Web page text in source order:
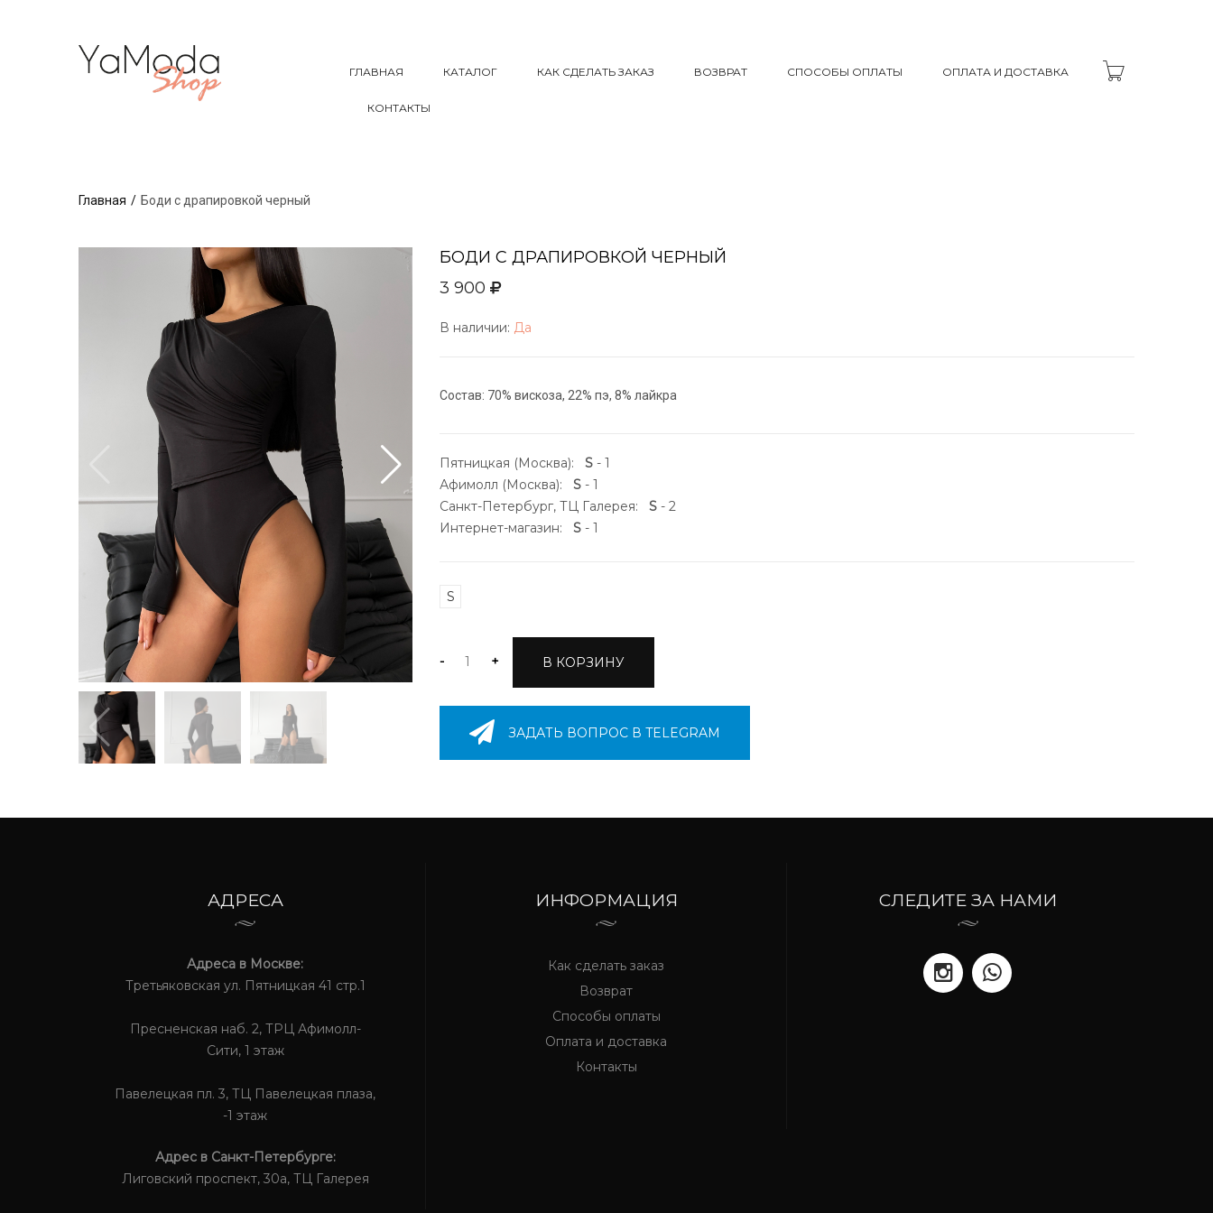
ГЛАВНАЯ КАТАЛОГ КАК СДЕЛАТЬ ЗАКАЗ ВОЗВРАТ СПОСОБЫ ОПЛАТЫ ОПЛАТА И ДОСТАВКА
КОНТАКТЫ
Главная Боди с драпировкой черный
БОДИ С ДРАПИРОВКОЙ ЧЕРНЫЙ
3 900
В наличии: Да
Состав: 70% вискоза, 22% пэ, 8% лайкра
Пятницкая (Москва): S - 1
Афимолл (Москва): S - 1
Санкт-Петербург, ТЦ Галерея: S - 2
Интернет-магазин: S - 1
S
- + В КОРЗИНУ
ЗАДАТЬ ВОПРОС В TELEGRAM
АДРЕСА
Адреса в Москве:
Третьяковская ул. Пятницкая 41 стр.1
Пресненская наб. 2, ТРЦ Афимолл-
Сити, 1 этаж
Павелецкая пл. 3, ТЦ Павелецкая плаза,
-1 этаж
Адрес в Санкт-Петербурге:
Лиговский проспект, 30а, ТЦ Галерея
ИНФОРМАЦИЯ
Как сделать заказ
Возврат
Способы оплаты
Оплата и доставка
Контакты
СЛЕДИТЕ ЗА НАМИ